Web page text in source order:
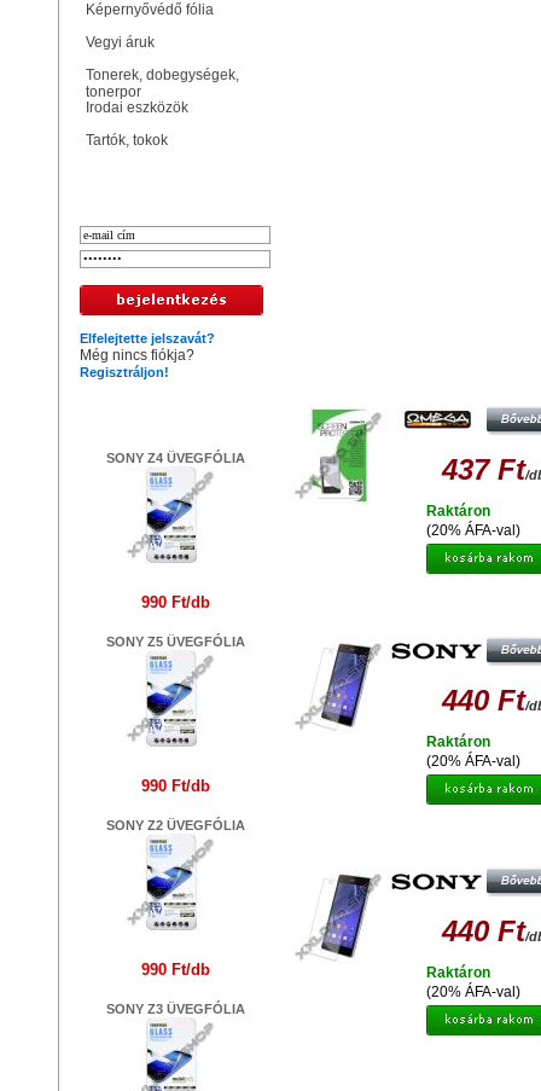
Képernyővédő fólia
Vegyi áruk
Tonerek, dobegységek,
tonerpor
Irodai eszközök
Tartók, tokok
Elfelejtette jelszavát?
Még nincs fiókja?
Regisztráljon!
SONY Z4 ÜVEGFÓLIA
990 Ft/db
SONY Z5 ÜVEGFÓLIA
990 Ft/db
SONY Z2 ÜVEGFÓLIA
990 Ft/db
SONY Z3 ÜVEGFÓLIA
FÓLIA SONY XPERIA PRO
437 Ft/
(20% ÁFA-val)
Raktáron
440 Ft/
(20% ÁFA-val)
Raktáron
440 Ft/
(20% ÁFA-val)
Raktáron